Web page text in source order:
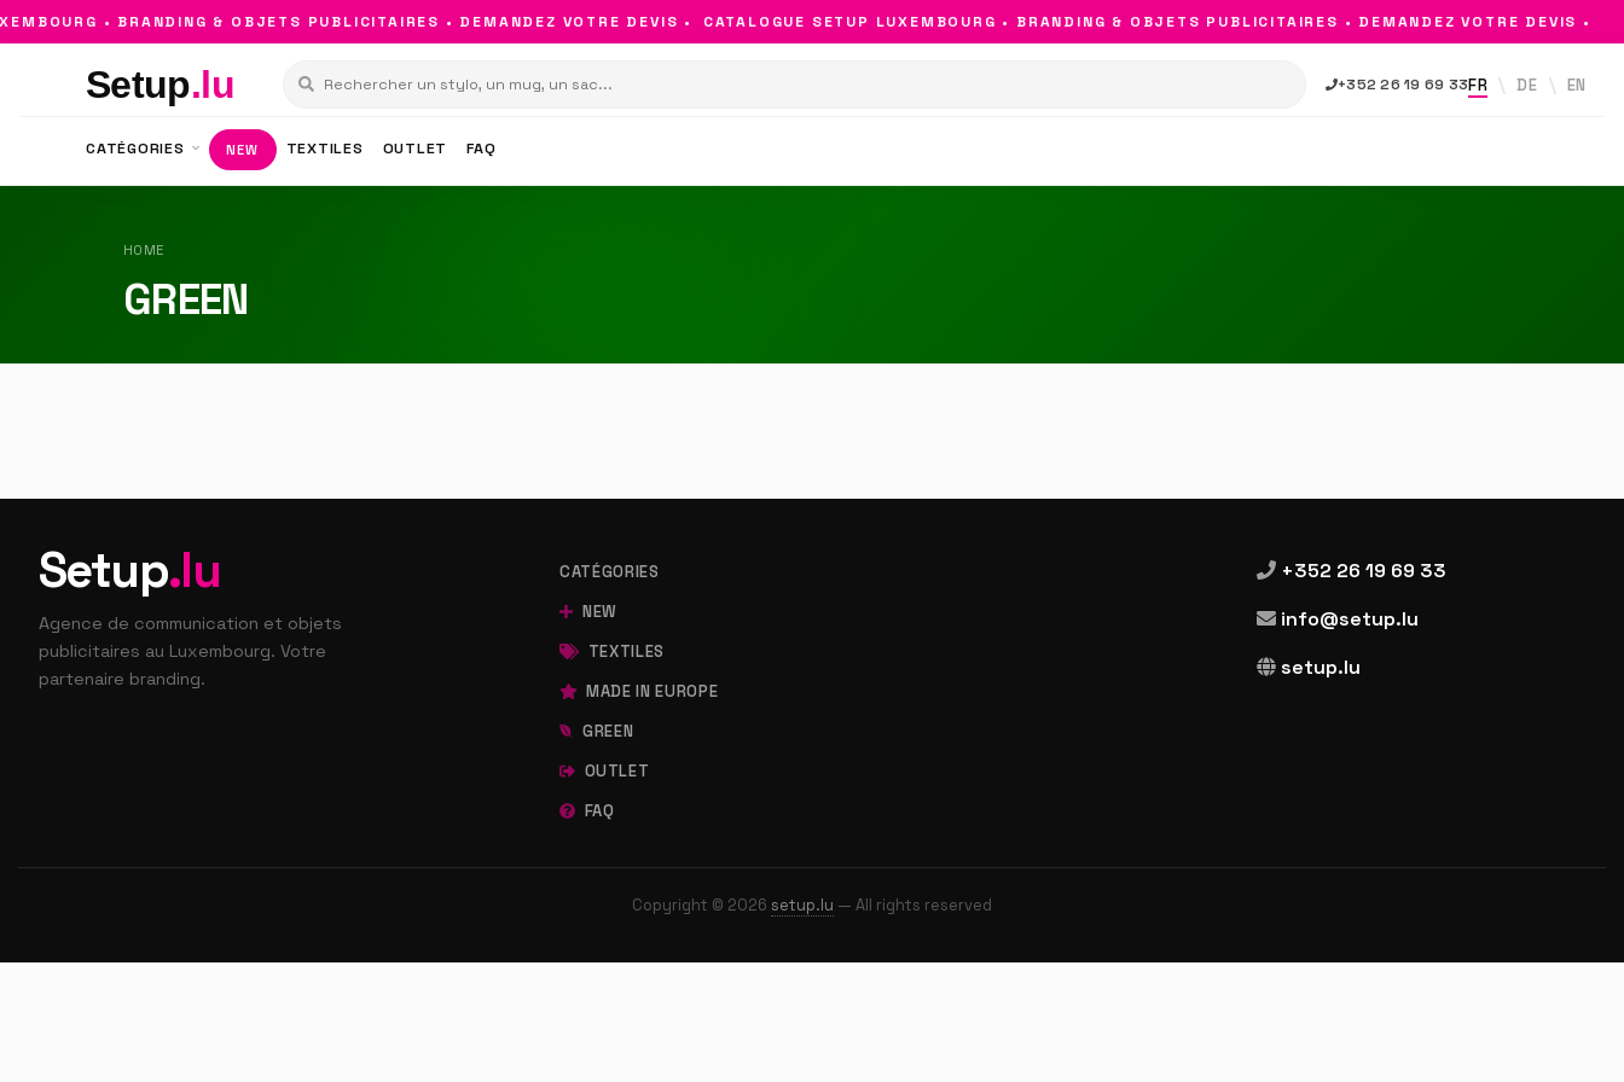
• BRANDING & OBJETS PUBLICITAIRES • DEMANDEZ VOTRE DEVIS • CATALOGUE SETUP LUXEMBOURG • BRANDING & OBJETS PUBLICITAIRES • DEMANDEZ VOTRE DEVIS •
Setup.lu +352 26 19 69 33FR DE EN
CATÉGORIES NEW TEXTILES OUTLET FAQ
HOME
GREEN
Setup.lu
Agence de communication et objets
publicitaires au Luxembourg. Votre
partenaire branding.
CATÉGORIES
NEW
TEXTILES
MADE IN EUROPE
GREEN
OUTLET
FAQ
+352 26 19 69 33
info@setup.lu
setup.lu
Copyright © 2026 setup.lu — All rights reserved